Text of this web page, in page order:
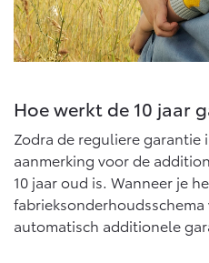
Vanaf € 39.995,-
Mirai
WATERSTOF-ELEKTRISCH
Hoe werkt de 10 jaar
Zodra de reguliere garantie
aanmerking voor de
10 jaar oud is. Wanneer je
automatisch additionele